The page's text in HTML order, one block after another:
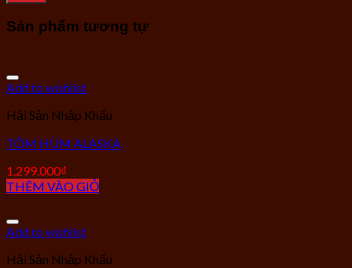
Sản phẩm tương tự
Add to wishlist
Hải Sản Nhập Khẩu
TÔM HÙM ALASKA
1.299.000₫
THÊM VÀO GIỎ
Add to wishlist
Hải Sản Nhập Khẩu